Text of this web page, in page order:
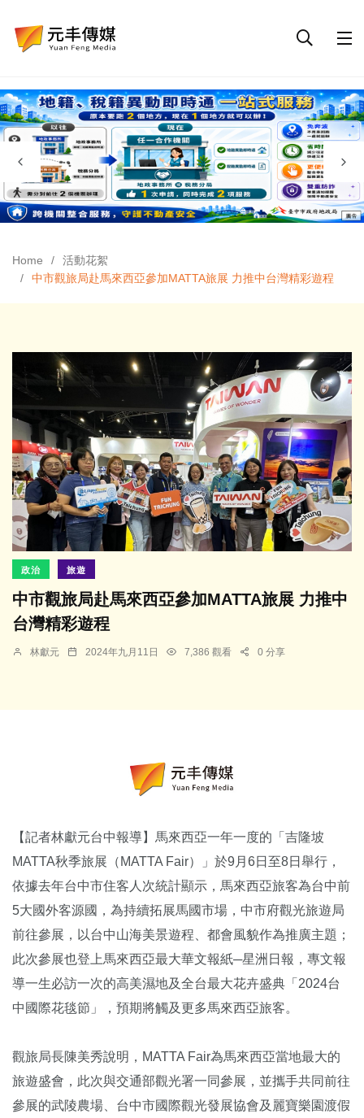
Home
活動花絮
中市觀旅局赴馬來西亞參加MATTA旅展 力推中台灣精彩遊程
政治 旅遊
中市觀旅局赴馬來西亞參加MATTA旅展 力推中
台灣精彩遊程
林獻元 2024年九月11日 7,386 觀看 0 分享
【記者林獻元台中報導】馬來西亞一年一度的「吉隆坡
MATTA秋季旅展（MATTA Fair）」於9月6日至8日舉行，
依據去年台中市住客人次統計顯示，馬來西亞旅客為台中前
5大國外客源國，為持續拓展馬國市場，中市府觀光旅遊局
前往參展，以台中山海美景遊程、都會風貌作為推廣主題；
此次參展也登上馬來西亞最大華文報紙─星洲日報，專文報
導一生必訪一次的高美濕地及全台最大花卉盛典「2024台
中國際花毯節」，預期將觸及更多馬來西亞旅客。
觀旅局長陳美秀說明，MATTA Fair為馬來西亞當地最大的
旅遊盛會，此次與交通部觀光署一同參展，並攜手共同前往
參展的武陵農場、台中市國際觀光發展協會及麗寶樂園渡假